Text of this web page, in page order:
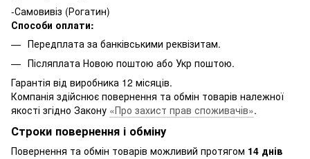
-Самовивіз (Рогатин)
Способи оплати:
Передплата за банківськими реквізитам.
Післяплата Новою поштою або Укр поштою.
Гарантія від виробника 12 місяців.
Компанія здійснює повернення та обмін товарів належної
якості згідно Закону «Про захист прав споживачів».
Строки повернення і обміну
Повернення та обмін товарів можливий протягом 14 днів